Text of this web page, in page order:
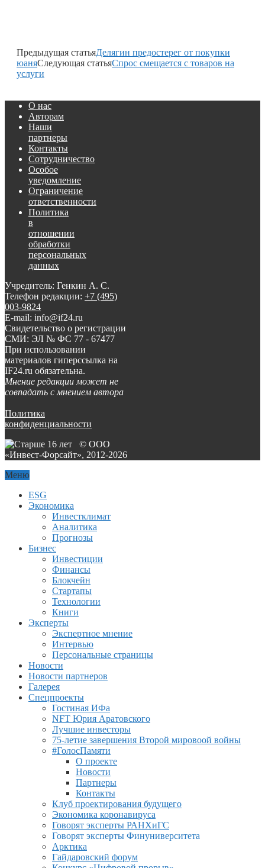
Предыдущая статьяДелягин предостерег от покупки
юаняСледующая статьяСпрос смещается с товаров на
услуги
О нас
Авторам
Наши
партнеры
Контакты
Сотрудничество
Особое
уведомление
Ограничение
ответственности
Политика
в
отношении
обработки
персональных
данных
Учредитель: Генкин А. С.
Телефон редакции: +7 (495)
003-9824
E-mail: info@if24.ru
Свидетельство о регистрации
СМИ: ЭЛ № ФС 77 - 67477
При использовании
материалов гиперссылка на
IF24.ru обязательна.
Мнение редакции может не
совпадать с мнением автора
Политика
конфиденциальности
© ООО
«Инвест-Форсайт», 2012-2026
Меню
ESG
Экономика
Инвестклимат
Аналитика
Прогнозы
Бизнес
Инвестиции
Финансы
Блокчейн
Стартапы
Технологии
Книги
Эксперты
Экспертное мнение
Интервью
Персональные страницы
Новости
Новости партнеров
Галерея
Спецпроекты
Гостиная ИФа
NFT Юрия Аратовского
Лучшие инвесторы
75-летие завершения Второй мировоой войны
#ГолосПамяти
О проекте
Новости
Партнеры
Контакты
Клуб проектирования будущего
Экономика коронавируса
Говорят эксперты РАНХиГС
Говорят эксперты Финуниверситета
Арктика
Гайдаровский форум